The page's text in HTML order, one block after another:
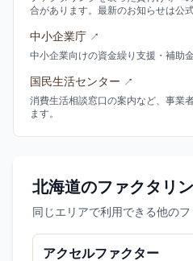
合があります。最新のお知らせは公
中小企業庁 ↗
中小企業向けの資金繰り支援・補助
国民生活センター ↗
消費生活相談窓口の案内など、事業
ます。
北海道のファクタリ
同じエリアで利用できる他の
アクセルファクター